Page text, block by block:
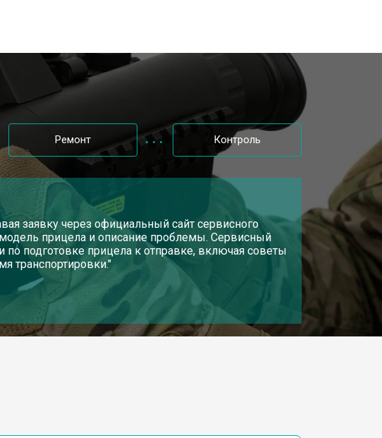
Ремонт Контроль
заявку через официальный сайт сервисного
прицела и описание проблемы. Сервисный
по подготовке прицела к отправке, включая советы
транспортировки."